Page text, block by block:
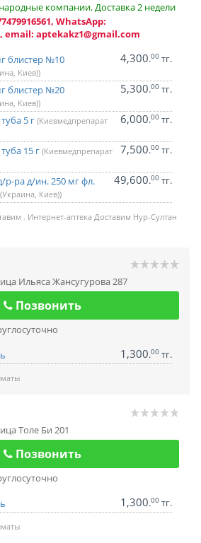
компании. Доставка 2 недели
WhatsApp:
email: aptekakz1@gmail.com
блистер №10
Киев))
4,300.00 тг.
блистер №20
Киев))
5,300.00 тг.
5 г (Киевмедпрепарат
6,000.00 тг.
15 г (Киевмедпрепарат
7,500.00 тг.
ра д/ин. 250 мг фл.
Киев))
49,600.00 тг.
Интернет-аптека Доставим Нур-Султан
Ильяса Жансугурова 287
Позвонить
1,300.00 тг.
Толе Би 201
Позвонить
1,300.00 тг.